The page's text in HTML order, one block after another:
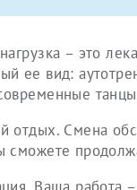
– это
ее вид:
отдых. Смена
сможете